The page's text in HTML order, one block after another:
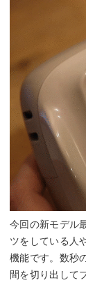
今回の新モデル
ツをしている人
機能です。数秒
間を切り出して